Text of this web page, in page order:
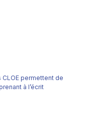
CLOE permettent de
à l’écrit